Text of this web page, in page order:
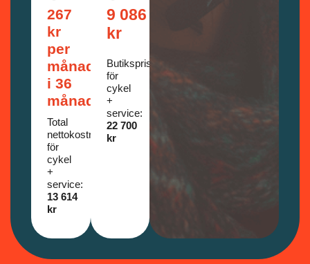
267
kr
per
månad
i 36
månader
Total
nettokostnad
för
cykel
+
service:
13 614
kr
9 086
kr
Butikspris
för
cykel
+
service:
22 700
kr